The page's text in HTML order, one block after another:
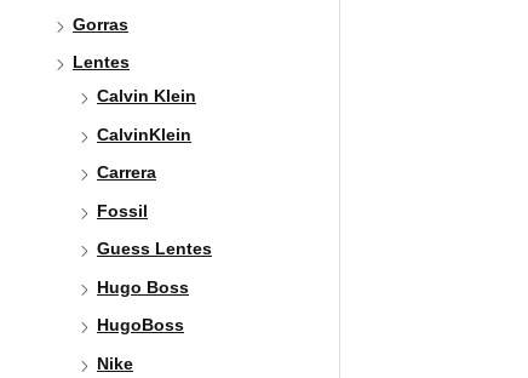
Gorras
Lentes
Calvin Klein
CalvinKlein
Carrera
Fossil
Guess Lentes
Hugo Boss
HugoBoss
Nike